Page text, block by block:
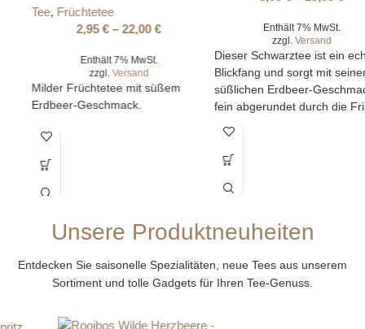
Früchtetee
€ –22,00€
Enthält 7% MwSt.
Versand
Milder Früchtetee mit süßem
Erdbeer-Geschmack.
Unsere Produktneuheiten
Entdecken Sie saisonelle Spezialitäten, neue Tees aus unserem
Sortiment und tolle Gadgets für Ihren Tee-Genuss.